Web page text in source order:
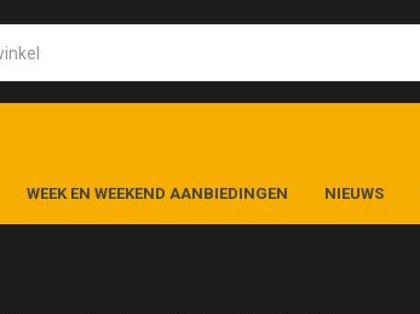
WEEK EN WEEKEND AANBIEDINGEN NIEUWS